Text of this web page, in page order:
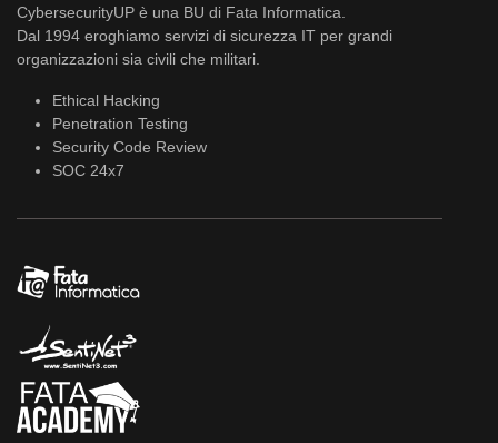
CybersecurityUP è una BU di Fata Informatica.
Dal 1994 eroghiamo servizi di sicurezza IT per grandi
organizzazioni sia civili che militari.
Ethical Hacking
Penetration Testing
Security Code Review
SOC 24x7